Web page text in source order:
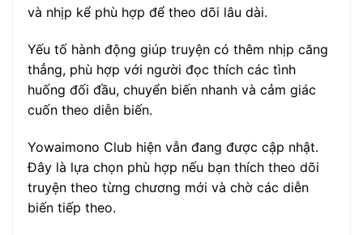
và nhịp kể phù hợp để theo dõi lâu dài.
Yếu tố hành động giúp truyện có thêm nhịp căng
thẳng, phù hợp với người đọc thích các tình
huống đối đầu, chuyển biến nhanh và cảm giác
cuốn theo diễn biến.
Yowaimono Club hiện vẫn đang được cập nhật.
Đây là lựa chọn phù hợp nếu bạn thích theo dõi
truyện theo từng chương mới và chờ các diễn
biến tiếp theo.